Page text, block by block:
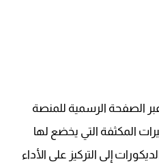
الصفحة الرسمية للمنصة
المكثفة التي يخضع لها
إلى التركيز على الأداء